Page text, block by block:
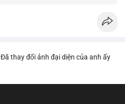
Đã thay đổi ảnh đại diện của anh ấy